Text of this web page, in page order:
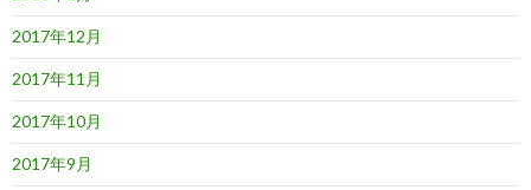
2017年12月
2017年11月
2017年10月
2017年9月